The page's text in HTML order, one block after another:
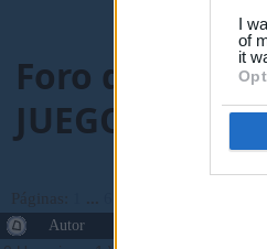
I
of
it
Foro de
JUEGO:
Páginas: ...
Autor
Tema: